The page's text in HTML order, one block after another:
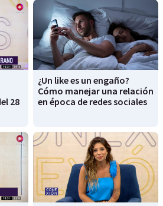
28
¿Un like es un engaño?
Cómo manejar una relación
en época de redes sociales